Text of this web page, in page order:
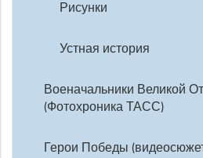
Рисунки
Устная история
Военачальники Великой
(Фотохроника ТАСС)
Герои Победы